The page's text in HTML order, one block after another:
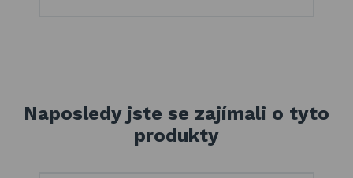
Naposledy jste se zajímali o tyto
produkty